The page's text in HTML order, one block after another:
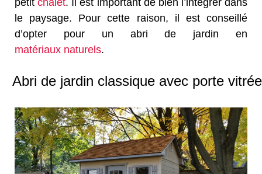
petitchalet. Il est important de bien l’intégrer dans
le paysage. Pour cette raison, il est conseillé
d’opter pour un abri de jardin en
matériaux naturels.
Abri de jardin classique avec porte vitrée